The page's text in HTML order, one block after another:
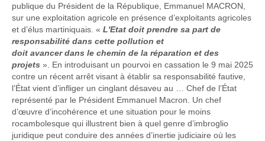
publique du Président de la République, Emmanuel MACRON,
sur une exploitation agricole en présence d’exploitants agricoles
et d’élus martiniquais. « L'Etat doit prendre sa part de
responsabilité dans cette pollution et
doit avancerdans le chemin de la réparation et des
projets ». En introduisant un pourvoi en cassation le 9 mai 2025
contre un récent arrêt visant à établir sa responsabilité fautive,
l’État vient d’infliger un cinglant désaveu au … Chef de l’État
représenté par le Président Emmanuel Macron. Un chef
d’œuvre d’incohérence et une situation pour le moins
rocambolesque qui illustrent bien à quel genre d’imbroglio
juridique peut conduire des années d’inertie judiciaire où les